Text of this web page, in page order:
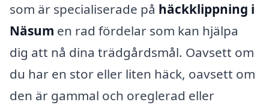
som är specialiserade på häckklippning i
Näsum en rad fördelar som kan hjälpa
dig att nå dina trädgårdsmål. Oavsett om
du har en stor eller liten häck, oavsett om
den är gammal och oreglerad eller